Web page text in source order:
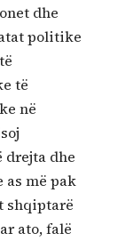
dhe
politike
të
në
drejta dhe
as më pak
shqiptarë
ato, falë